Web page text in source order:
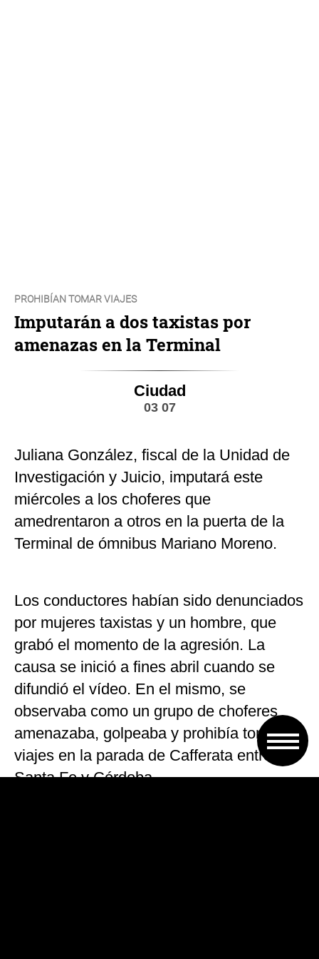
PROHIBÍAN TOMAR VIAJES
Imputarán a dos taxistas por
amenazas en la Terminal
Ciudad
03 07
Juliana González, fiscal de la Unidad de
Investigación y Juicio, imputará este
miércoles a los choferes que
amedrentaron a otros en la puerta de la
Terminal de ómnibus Mariano Moreno.
Los conductores habían sido denunciados
por mujeres taxistas y un hombre, que
grabó el momento de la agresión. La
causa se inició a fines abril cuando se
difundió el vídeo. En el mismo, se
observaba como un grupo de choferes
amenazaba, golpeaba y prohibía tomar
viajes en la parada de Cafferata entre
Santa Fe y Córdoba.